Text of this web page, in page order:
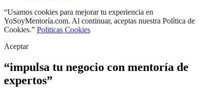
“Usamos cookies para mejorar tu experiencia en
YoSoyMentoría.com. Al continuar, aceptas nuestra Política de
Cookies.” Politicas Cookies
Aceptar
“impulsa tu negocio con mentoría de
expertos”